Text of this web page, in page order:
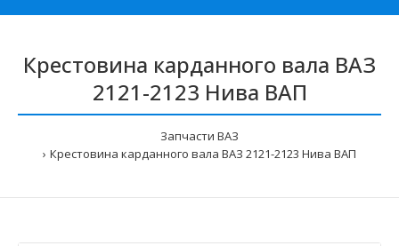
Крестовина карданного вала ВАЗ
2121-2123 Нива ВАП
Запчасти ВАЗ
Крестовина карданного вала ВАЗ 2121-2123 Нива ВАП